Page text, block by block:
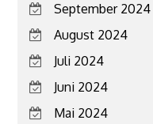
September 2024
August 2024
Juli 2024
Juni 2024
Mai 2024